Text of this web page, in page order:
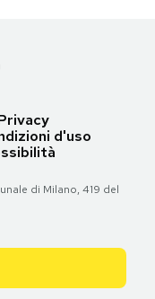
d'uso
di Milano, 419 del